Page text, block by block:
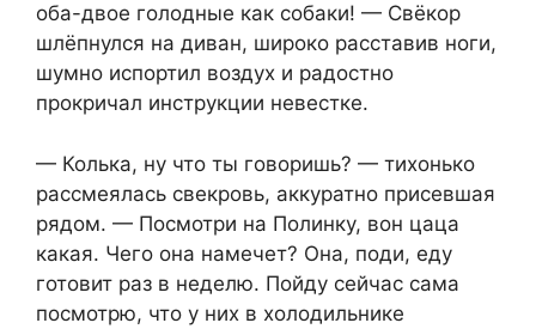
оба-двое голодные как собаки! — Свёкор
шлёпнулся на диван, широко расставив ноги,
шумно испортил воздух и радостно
прокричал инструкции невестке.
— Колька, ну что ты говоришь? — тихонько
рассмеялась свекровь, аккуратно присевшая
рядом. — Посмотри на Полинку, вон цаца
какая. Чего она намечет? Она, поди, еду
готовит раз в неделю. Пойду сейчас сама
посмотрю, что у них в холодильнике